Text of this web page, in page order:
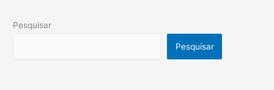
Pesquisar
Pesquisar